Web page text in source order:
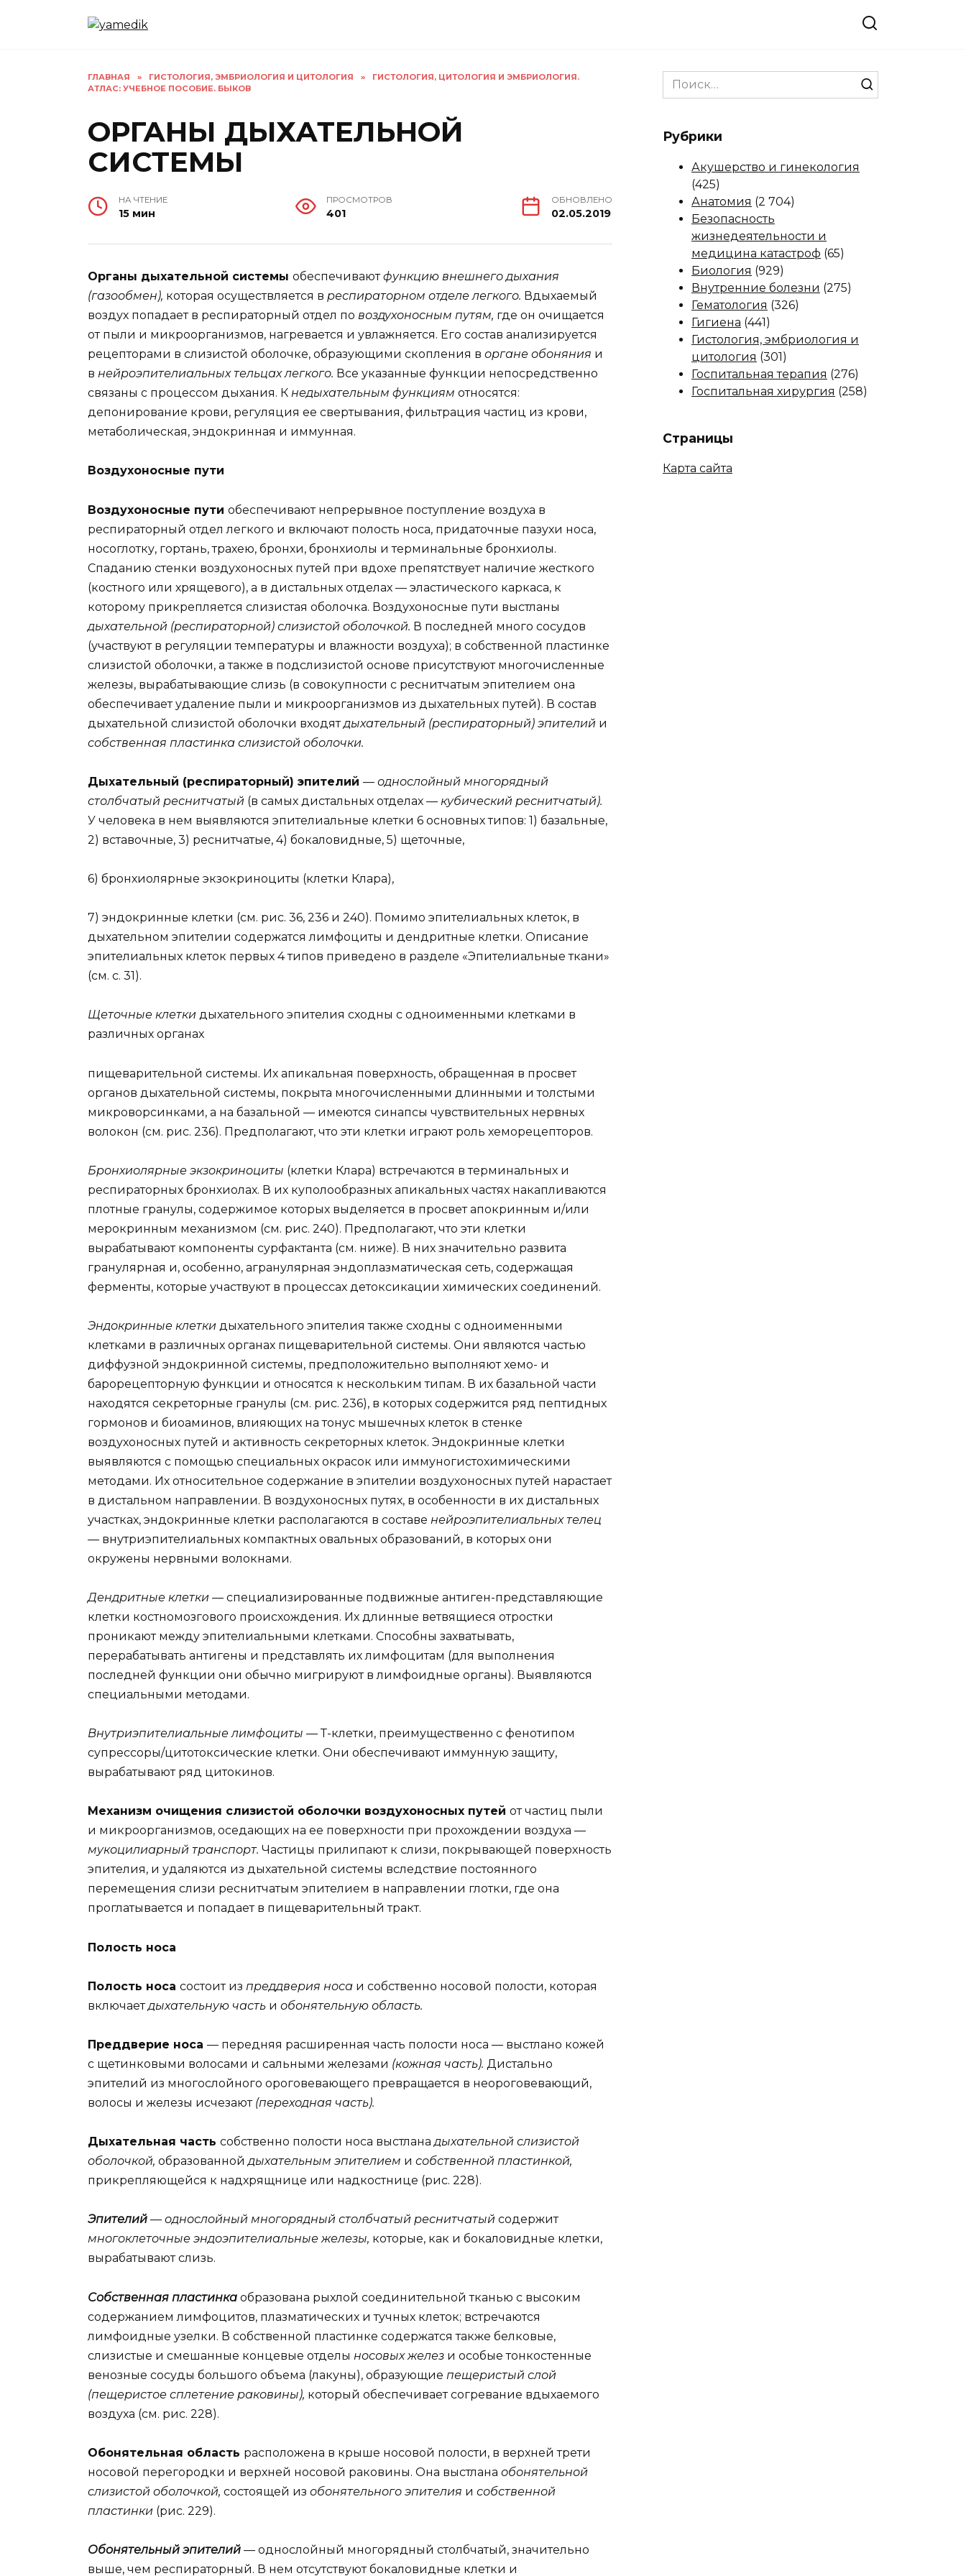
ГЛАВНАЯ » ГИСТОЛОГИЯ, ЭМБРИОЛОГИЯ И ЦИТОЛОГИЯ »
ГИСТОЛОГИЯ, ЦИТОЛОГИЯ И ЭМБРИОЛОГИЯ.
АТЛАС: УЧЕБНОЕ ПОСОБИЕ. БЫКОВ
ОРГАНЫ ДЫХАТЕЛЬНОЙ
СИСТЕМЫ
НА ЧТЕНИЕ
15 мин
ПРОСМОТРОВ
401
ОБНОВЛЕНО
02.05.2019
Органы дыхательной системы обеспечиваютфункцию внешнего дыхания
(газообмен), которая осуществляется в респираторном отделе легкого. Вдыхаемый
воздух попадает в респираторный отдел по воздухоносным путям, где он очищается
от пыли и микроорганизмов, нагревается и увлажняется. Его состав анализируется
рецепторами в слизистой оболочке, образующими скопления в органе обоняния и
в нейроэпителиальных тельцах легкого. Все указанные функции непосредственно
связаны с процессом дыхания. К недыхательным функциям относятся:
депонирование крови, регуляция ее свертывания, фильтрация частиц из крови,
метаболическая, эндокринная и иммунная.
Воздухоносные пути
Воздухоносные пути обеспечивают непрерывное поступление воздуха в
респираторный отдел легкого и включают полость носа, придаточные пазухи носа,
носоглотку, гортань, трахею, бронхи, бронхиолы и терминальные бронхиолы.
Спаданию стенки воздухоносных путей при вдохе препятствует наличие жесткого
(костного или хрящевого), а в дистальных отделах — эластического каркаса, к
которому прикрепляется слизистая оболочка. Воздухоносные пути выстланы
дыхательной (респираторной) слизистой оболочкой. В последней много сосудов
(участвуют в регуляции температуры и влажности воздуха); в собственной пластинке
слизистой оболочки, а также в подслизистой основе присутствуют многочисленные
железы, вырабатывающие слизь (в совокупности с реснитчатым эпителием она
обеспечивает удаление пыли и микроорганизмов из дыхательных путей). В состав
дыхательной слизистой оболочки входятдыхательный (респираторный) эпителий и
собственная пластинка слизистой оболочки.
Дыхательный (респираторный) эпителий — однослойный многорядный
столбчатый реснитчатый (в самых дистальных отделах — кубический реснитчатый).
У человека в нем выявляются эпителиальные клетки 6 основных типов: 1) базальные,
2) вставочные, 3) реснитчатые, 4) бокаловидные, 5) щеточные,
6) бронхиолярные экзокриноциты (клетки Клара),
7) эндокринные клетки (см. рис. 36, 236 и 240). Помимо эпителиальных клеток, в
дыхательном эпителии содержатся лимфоциты и дендритные клетки. Описание
эпителиальных клеток первых 4 типов приведено в разделе «Эпителиальные ткани»
(см. с. 31).
Щеточные клетки дыхательного эпителия сходны с одноименными клетками в
различных органах
пищеварительной системы. Их апикальная поверхность, обращенная в просвет
органов дыхательной системы, покрыта многочисленными длинными и толстыми
микроворсинками, а на базальной — имеются синапсы чувствительных нервных
волокон (см. рис. 236). Предполагают, что эти клетки играют роль хеморецепторов.
Бронхиолярные экзокриноциты (клетки Клара) встречаются в терминальных и
респираторных бронхиолах. В их куполообразных апикальных частях накапливаются
плотные гранулы, содержимое которых выделяется в просвет апокринным и/или
мерокринным механизмом (см. рис. 240). Предполагают, что эти клетки
вырабатывают компоненты сурфактанта (см. ниже). В них значительно развита
гранулярная и, особенно, агранулярная эндоплазматическая сеть, содержащая
ферменты, которые участвуют в процессах детоксикации химических соединений.
Эндокринные клетки дыхательного эпителия также сходны с одноименными
клетками в различных органах пищеварительной системы. Они являются частью
диффузной эндокринной системы, предположительно выполняют хемо- и
барорецепторную функции и относятся к нескольким типам. В их базальной части
находятся секреторные гранулы (см. рис. 236), в которых содержится ряд пептидных
гормонов и биоаминов, влияющих на тонус мышечных клеток в стенке
воздухоносных путей и активность секреторных клеток. Эндокринные клетки
выявляются с помощью специальных окрасок или иммуногистохимическими
методами. Их относительное содержание в эпителии воздухоносных путей нарастает
в дистальном направлении. В воздухоносных путях, в особенности в их дистальных
участках, эндокринные клетки располагаются в составе нейроэпителиальных телец
— внутриэпителиальных компактных овальных образований, в которых они
окружены нервными волокнами.
Дендритные клетки — специализированные подвижные антиген-представляющие
клетки костномозгового происхождения. Их длинные ветвящиеся отростки
проникают между эпителиальными клетками. Способны захватывать,
перерабатывать антигены и представлять их лимфоцитам (для выполнения
последней функции они обычно мигрируют в лимфоидные органы). Выявляются
специальными методами.
Внутриэпителиальные лимфоциты — Т-клетки, преимущественно с фенотипом
супрессоры/цитотоксические клетки. Они обеспечивают иммунную защиту,
вырабатывают ряд цитокинов.
Механизм очищения слизистой оболочки воздухоносных путей от частиц пыли
и микроорганизмов, оседающих на ее поверхности при прохождении воздуха —
мукоцилиарный транспорт. Частицы прилипают к слизи, покрывающей поверхность
эпителия, и удаляются из дыхательной системы вследствие постоянного
перемещения слизи реснитчатым эпителием в направлении глотки, где она
проглатывается и попадает в пищеварительный тракт.
Полость носа
Полость носа состоит из преддверия носа и собственно носовой полости, которая
включаетдыхательную часть и обонятельную область.
Преддверие носа — передняя расширенная часть полости носа — выстлано кожей
с щетинковыми волосами и сальными железами (кожная часть). Дистально
эпителий из многослойного ороговевающего превращается в неороговевающий,
волосы и железы исчезают (переходная часть).
Дыхательная часть собственно полости носа выстланадыхательной слизистой
оболочкой, образованнойдыхательным эпителием и собственной пластинкой,
прикрепляющейся к надхрящнице или надкостнице (рис. 228).
Эпителий — однослойный многорядный столбчатый реснитчатый содержит
многоклеточные эндоэпителиальные железы, которые, как и бокаловидные клетки,
вырабатывают слизь.
Собственная пластинка образована рыхлой соединительной тканью с высоким
содержанием лимфоцитов, плазматических и тучных клеток; встречаются
лимфоидные узелки. В собственной пластинке содержатся также белковые,
слизистые и смешанные концевые отделы носовых желез и особые тонкостенные
венозные сосуды большого объема (лакуны), образующие пещеристый слой
(пещеристое сплетение раковины), который обеспечивает согревание вдыхаемого
воздуха (см. рис. 228).
Обонятельная область расположена в крыше носовой полости, в верхней трети
носовой перегородки и верхней носовой раковины. Она выстлана обонятельной
слизистой оболочкой, состоящей из обонятельного эпителия и собственной
пластинки (рис. 229).
Обонятельный эпителий — однослойный многорядный столбчатый, значительно
выше, чем респираторный. В нем отсутствуют бокаловидные клетки и
Search
for:
Рубрики
Акушерство и гинекология
(425)
Анатомия (2 704)
Безопасность
жизнедеятельности и
медицина катастроф (65)
Биология (929)
Внутренние болезни (275)
Гематология (326)
Гигиена (441)
Гистология, эмбриология и
цитология (301)
Госпитальная терапия (276)
Госпитальная хирургия (258)
Страницы
Карта сайта